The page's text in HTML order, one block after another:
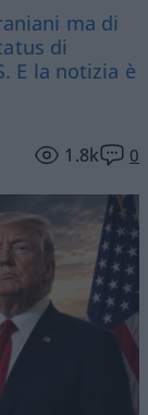
ma di
di
E la notizia è
1.8k 0